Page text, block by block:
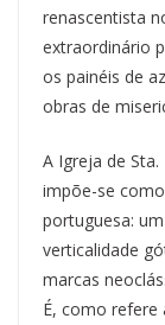
renascentista
extraordinário
os painéis de
obras de
A Igreja de
impõe-se
portuguesa:
verticalidade
marcas
É, como refere